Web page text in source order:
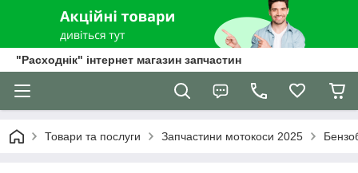
"Расходнік" інтернет магазин запчастин
Товари та послуги Запчастини мотокоси 2025